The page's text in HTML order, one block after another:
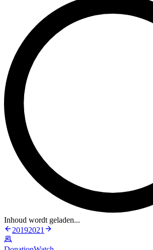
Inhoud wordt geladen...
20192021